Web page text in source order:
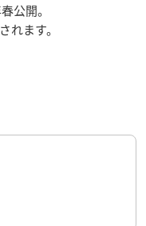
公開。
れます。